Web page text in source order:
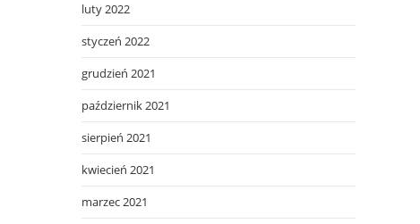
luty 2022
styczeń 2022
grudzień 2021
październik 2021
sierpień 2021
kwiecień 2021
marzec 2021